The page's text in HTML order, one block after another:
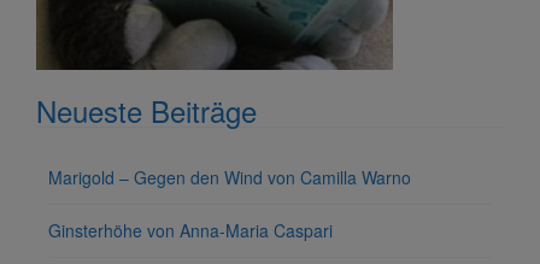
Neueste Beiträge
Marigold – Gegen den Wind von Camilla Warno
Ginsterhöhe von Anna-Maria Caspari